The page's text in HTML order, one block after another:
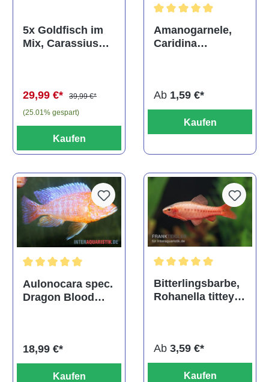
5x Goldfisch im
Mix, Carassius
29,99 €*
39,99 €*
(25.01% gespart)
Kaufen
Amanogarnele,
Caridina
Ab 1,59 €*
Kaufen
Durchschnittliche Bewertung von 5 von 5 Sternen
Aulonocara spec.
Dragon Blood
18,99 €*
Kaufen
Bitterlingsbarbe,
Rohanella titteya,
Ab 3,59 €*
Kaufen